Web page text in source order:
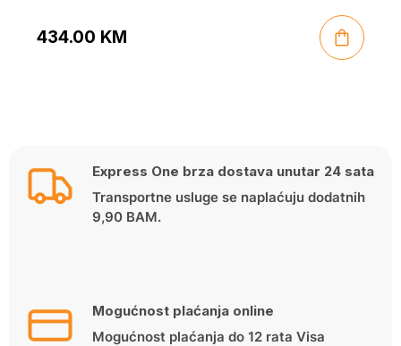
434.00 KM
Express One brza dostava unutar 24 sata
Transportne usluge se naplaćuju dodatnih
9,90 BAM.
Mogućnost plaćanja online
Mogućnost plaćanja do 12 rata Visa